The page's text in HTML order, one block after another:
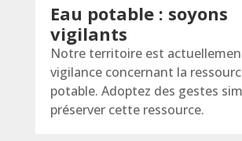
Eau potable : soyons
vigilants
Notre territoire est
vigilance concernant la
potable. Adoptez des gestes
préserver cette ressource.